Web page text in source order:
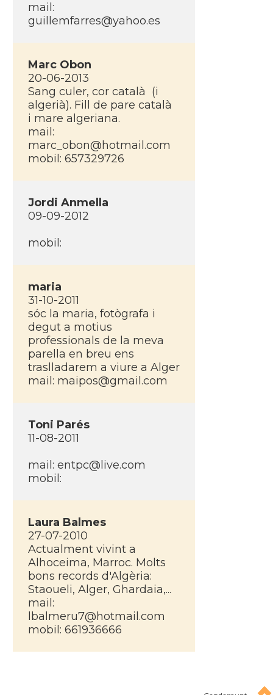
mail:
guillemfarres@yahoo.es
Marc Obon
20-06-2013
Sang culer, cor català (i
algerià). Fill de pare català
i mare algeriana.
mail:
marc_obon@hotmail.com
mobil: 657329726
Jordi Anmella
09-09-2012
mobil:
maria
31-10-2011
sóc la maria, fotògrafa i
degut a motius
professionals de la meva
parella en breu ens
traslladarem a viure a Alger
mail: maipos@gmail.com
Toni Parés
11-08-2011
mail: entpc@live.com
mobil:
Laura Balmes
27-07-2010
Actualment vivint a
Alhoceima, Marroc. Molts
bons records d'Algèria:
Staoueli, Alger, Ghardaia,...
mail:
lbalmeru7@hotmail.com
mobil: 661936666